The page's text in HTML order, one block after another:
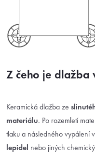
Z čeho je dlažba
Keramická dlažba ze
materiálu. Po rozemletí
tlaku a následného vypálení
lepidel nebo jiných